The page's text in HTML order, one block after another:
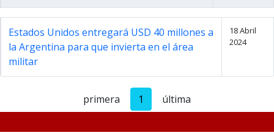
Estados Unidos entregará USD 40 millones a
la Argentina para que invierta en el área
militar
18 Abril
2024
primera 1 última